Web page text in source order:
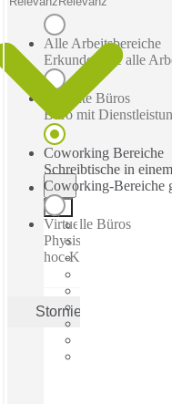
Alle Arbeitsbereiche
Erkunden Sie alle
Betreute Büros
Büro mit
Coworking Bereiche
Schreibtische in
Coworking-Bereiche
Virtuelle Büros
Physische
hoc-Konferenzräume
Stornieren